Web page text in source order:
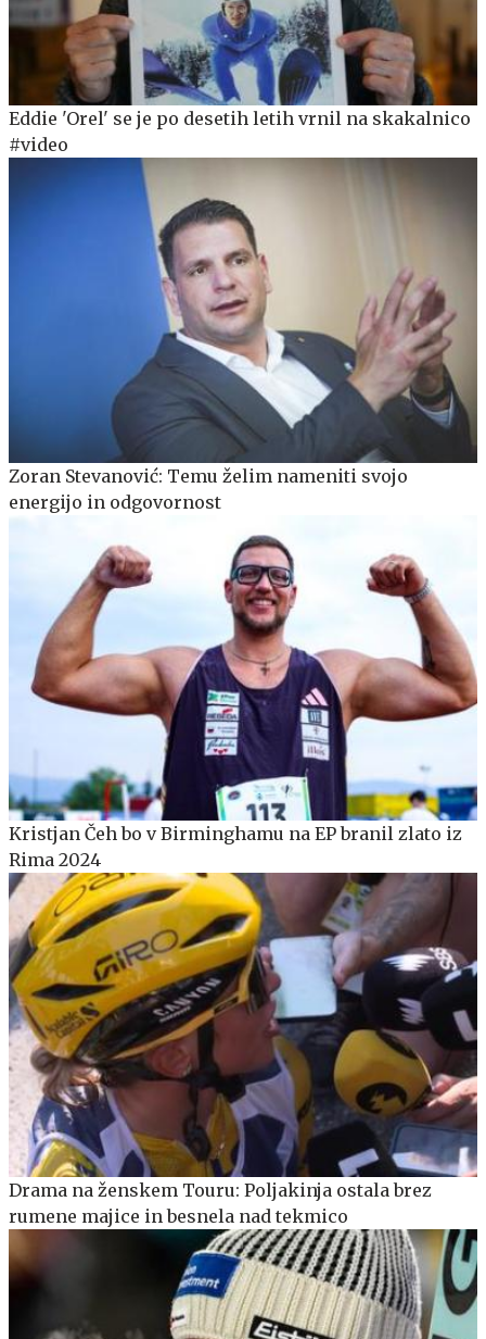
Eddie 'Orel' se je po desetih letih vrnil na skakalnico
#video
Zoran Stevanović: Temu želim nameniti svojo
energijo in odgovornost
Kristjan Čeh bo v Birminghamu na EP branil zlato iz
Rima 2024
Drama na ženskem Touru: Poljakinja ostala brez
rumene majice in besnela nad tekmico